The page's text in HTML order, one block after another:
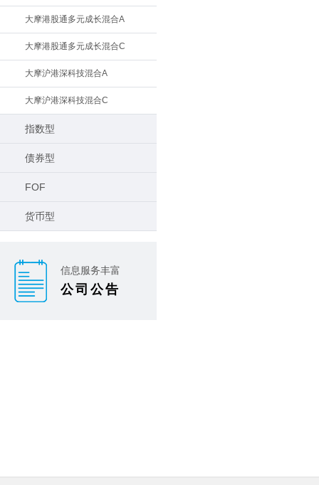
大摩港股通多元成长混合A
大摩港股通多元成长混合C
大摩沪港深科技混合A
大摩沪港深科技混合C
指数型
债券型
FOF
货币型
信息服务丰富
公司公告